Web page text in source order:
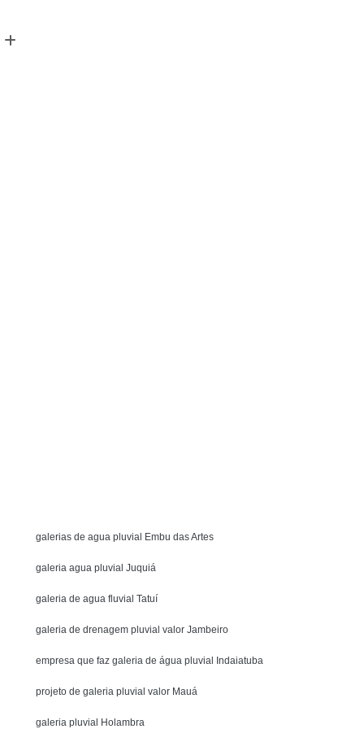
de Lajes
de São Paulo
Drenagem de Agua no Solo
de Solo Encharcado
Drenagem de Solo Interior de São Paulo
Drenagem do Solo
Civil
galerias de agua pluvial Embu das Artes
galeria agua pluvial Juquiá
galeria de agua fluvial Tatuí
galeria de drenagem pluvial valor Jambeiro
empresa que faz galeria de água pluvial Indaiatuba
projeto de galeria pluvial valor Mauá
galeria pluvial Holambra